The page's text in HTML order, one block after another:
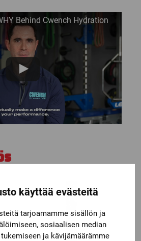
käyttää evästeitä
tarjoamamme sisällön ja
sosiaalisen median
ja kävijämäärämme
Behind Cwench Hydration